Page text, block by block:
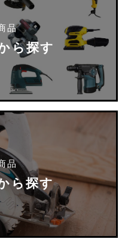
品
ら探す
品
ら探す